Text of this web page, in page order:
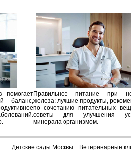
помогает
баланс,
Правильное питание при
железа: лучшие продукты,
по сочетанию питательных
советы для улучшения
минерала организмом.
Детские сады Москвы :: Ветеринарные